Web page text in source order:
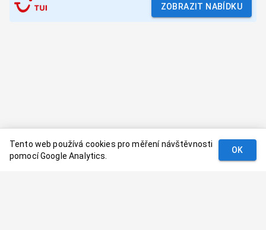
ZOBRAZIT NABÍDKU
Tento web používá cookies pro měření návštěvnosti
pomocí Google Analytics.
OK